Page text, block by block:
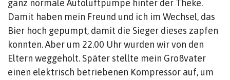
ganz normale Autoluftpumpe hinter der Theke.
Damit haben mein Freund und ich im Wechsel, das
Bier hoch gepumpt, damit die Sieger dieses zapfen
konnten. Aber um 22.00 Uhr wurden wir von den
Eltern weggeholt. Später stellte mein Großvater
einen elektrisch betriebenen Kompressor auf, um